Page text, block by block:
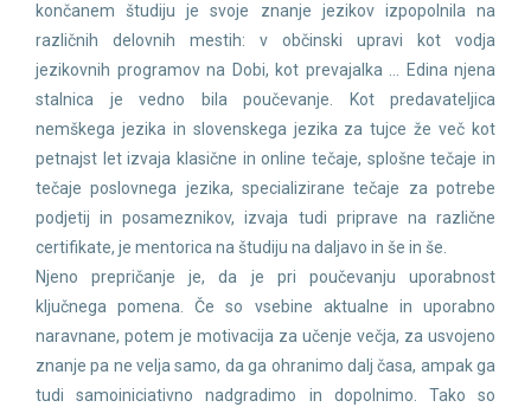
končanem študiju je svoje znanje jezikov izpopolnila na
različnih delovnih mestih: v občinski upravi kot vodja
jezikovnih programov na Dobi, kot prevajalka … Edina njena
stalnica je vedno bila poučevanje. Kot predavateljica
nemškega jezika in slovenskega jezika za tujce že več kot
petnajst let izvaja klasične in online tečaje, splošne tečaje in
tečaje poslovnega jezika, specializirane tečaje za potrebe
podjetij in posameznikov, izvaja tudi priprave na različne
certifikate, je mentorica na študiju na daljavo in še in še.
Njeno prepričanje je, da je pri poučevanju uporabnost
ključnega pomena. Če so vsebine aktualne in uporabno
naravnane, potem je motivacija za učenje večja, za usvojeno
znanje pa ne velja samo, da ga ohranimo dalj časa, ampak ga
tudi samoiniciativno nadgradimo in dopolnimo. Tako so